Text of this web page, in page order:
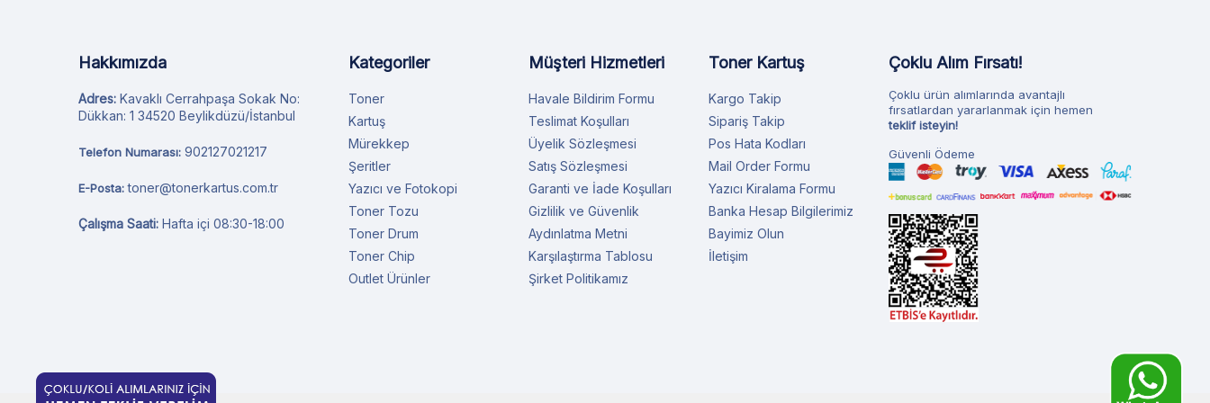
Hakkımızda
Adres: Kavaklı Cerrahpaşa Sokak No:
Dükkan: 1 34520 Beylikdüzü/İstanbul
Telefon Numarası: 902127021217
E-Posta: toner@tonerkartus.com.tr
Çalışma Saati: Hafta içi 08:30-18:00
Kategoriler
Toner
Kartuş
Mürekkep
Şeritler
Yazıcı ve Fotokopi
Toner Tozu
Toner Drum
Toner Chip
Outlet Ürünler
Müşteri Hizmetleri
Havale Bildirim Formu
Teslimat Koşulları
Üyelik Sözleşmesi
Satış Sözleşmesi
Garanti ve İade Koşulları
Gizlilik ve Güvenlik
Aydınlatma Metni
Karşılaştırma Tablosu
Şirket Politikamız
Toner Kartuş
Kargo Takip
Sipariş Takip
Pos Hata Kodları
Mail Order Formu
Yazıcı Kiralama Formu
Banka Hesap Bilgilerimiz
Bayimiz Olun
İletişim
Çoklu Alım Fırsatı!
Çoklu ürün alımlarında avantajlı
fırsatlardan yararlanmak için hemen
teklif isteyin!
Güvenli Ödeme